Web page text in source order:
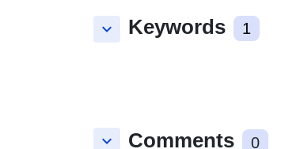
keyboard_arrow_down Keywords 1
keyboard_arrow_down Comments 0